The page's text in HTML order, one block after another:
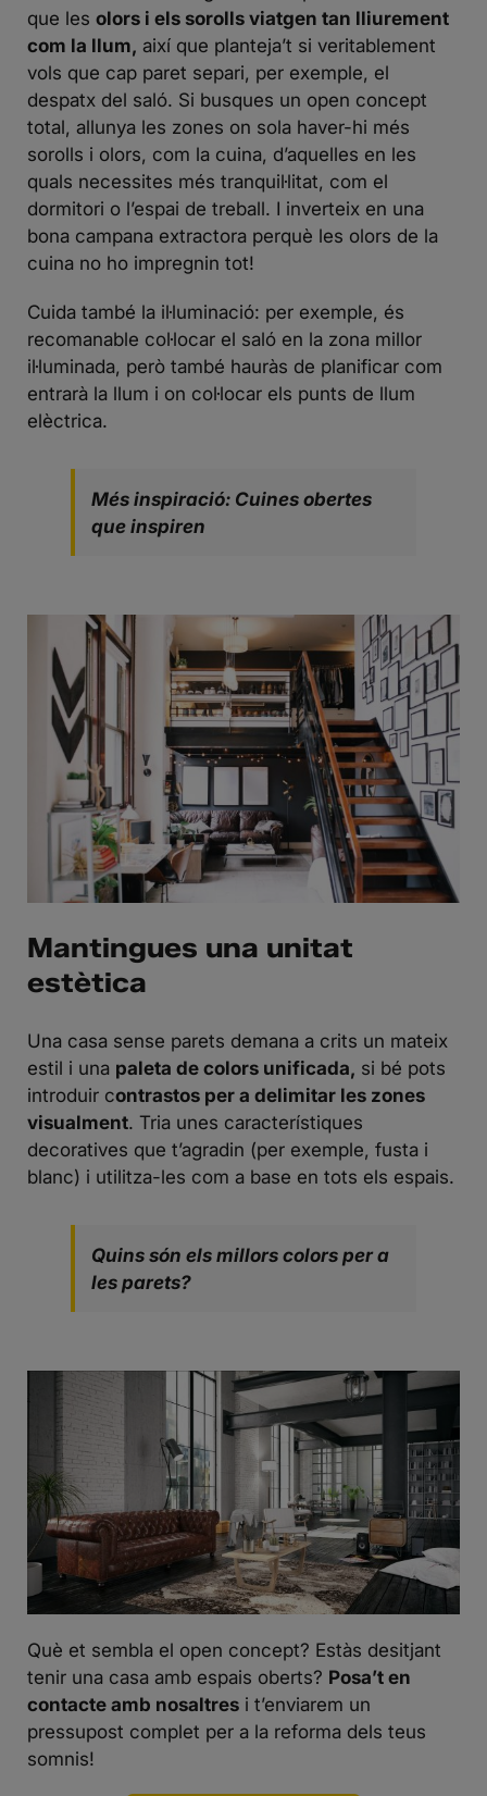
que les olors i els sorolls viatgen tan lliurement
com la llum, així que planteja’t si veritablement
vols que cap paret separi, per exemple, el
despatx del saló. Si busques un open concept
total, allunya les zones on sola haver-hi més
sorolls i olors, com la cuina, d’aquelles en les
quals necessites més tranquil·litat, com el
dormitori o l’espai de treball. I inverteix en una
bona campana extractora perquè les olors de la
cuina no ho impregnin tot!
Cuida també la il·luminació: per exemple, és
recomanable col·locar el saló en la zona millor
il·luminada, però també hauràs de planificar com
entrarà la llum i on col·locar els punts de llum
elèctrica.
Més inspiració: Cuines obertes
que inspiren
Mantingues una unitat
estètica
Una casa sense parets demana a crits un mateix
estil i una paleta de colors unificada, si bé pots
introduir contrastos per a delimitar les zones
visualment. Tria unes característiques
decoratives que t’agradin (per exemple, fusta i
blanc) i utilitza-les com a base en tots els espais.
Quins són els millors colors per a
les parets?
Què et sembla el open concept? Estàs desitjant
tenir una casa amb espais oberts? Posa’t en
contacte amb nosaltres i t’enviarem un
pressupost complet per a la reforma dels teus
somnis!